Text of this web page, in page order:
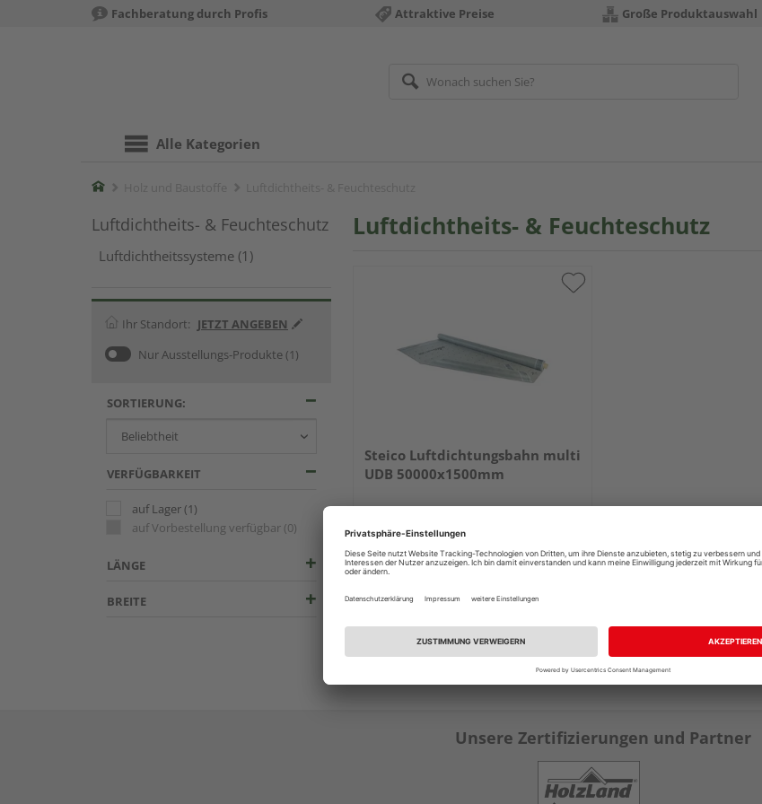
Fachberatung durch Profis Attraktive Preise Große Produktauswahl
Alle Kategorien
Home
Luftdichtheits- & Feuchteschutz
Luftdichtheitssysteme (1)
Ihr Standort: JETZT ANGEBEN
Nur Ausstellungs-Produkte (1)
SORTIERUNG:
VERFÜGBARKEIT
auf Lager(1)
auf Vorbestellung verfügbar (0)
LÄNGE
BREITE
Luftdichtheits- & Feuchteschutz
Steico Luftdichtungsbahn multi
UDB 50000x1500mm
Unsere Zertifizierungen und Partner